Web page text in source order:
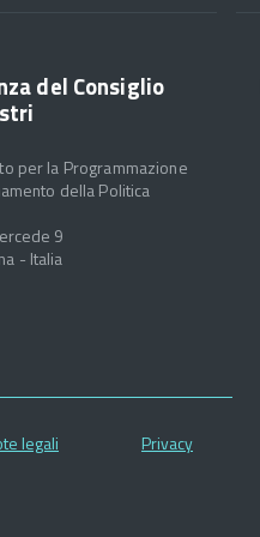
del Consiglio
per la Programmazione
della Politica
9
- Italia
legali Privacy